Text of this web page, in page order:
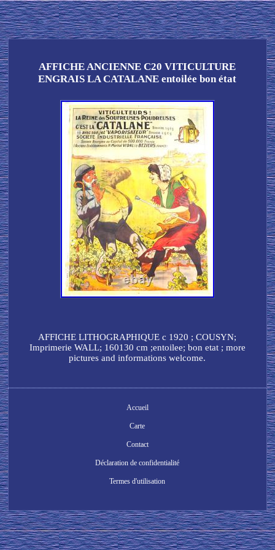
AFFICHE ANCIENNE C20 VITICULTURE
ENGRAIS LA CATALANE entoilée bon état
AFFICHE LITHOGRAPHIQUE c 1920 ; COUSYN;
Imprimerie WALL; 160130 cm ;entoilee; bon etat ; more
pictures and informations welcome.
Accueil
Carte
Contact
Déclaration de confidentialité
Termes d'utilisation